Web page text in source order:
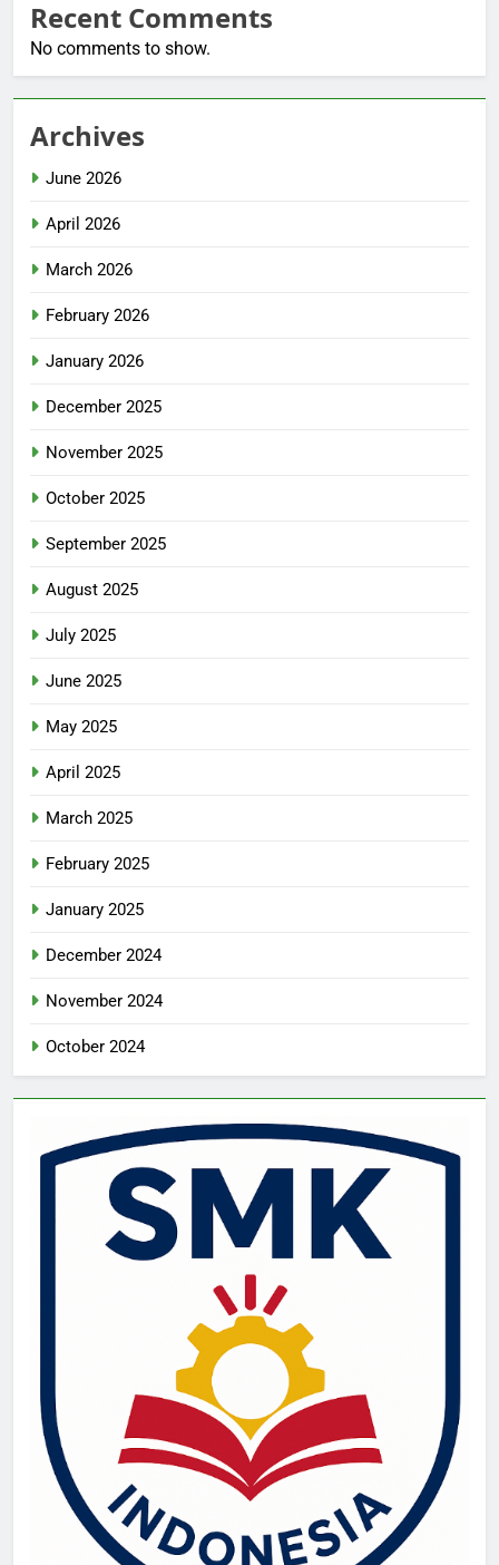
Recent Comments
No comments to show.
Archives
June 2026
April 2026
March 2026
February 2026
January 2026
December 2025
November 2025
October 2025
September 2025
August 2025
July 2025
June 2025
May 2025
April 2025
March 2025
February 2025
January 2025
December 2024
November 2024
October 2024